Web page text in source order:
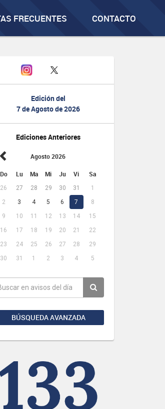
FRECUENTES CONTACTO
Edición del
7 de Agosto de 2026
Ediciones Anteriores
Agosto 2026
Do Lu Ma Mi Ju Vi Sa
26 27 28 29 30 31
1
2
3 4 5 6 7
8
9
10 11 12 13 14
15
16
17 18 19 20 21
22
23
24 25 26 27 28
29
30
31 1 2 3 4 5
BÚSQUEDA AVANZADA